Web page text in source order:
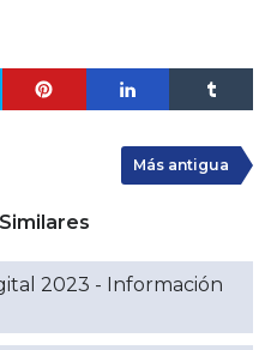
Más antigua
2023 - Información